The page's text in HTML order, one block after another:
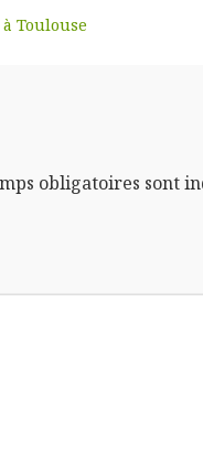
Toulouse
obligatoires sont